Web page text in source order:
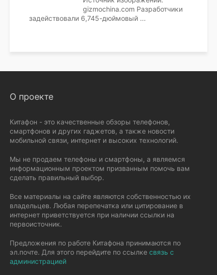
gizmochina.com Разработчики
задействовали 6,745-дюймовый ...
О проекте
Китафон - это качественные обзоры телефонов,
смартфонов и других гаджетов, а также новости
мобильной связи, интернет и высоких технологий.
Мы не продаем телефоны и смартфоны, а являемся
информационным проектом призванным помочь вам
сделать правильный выбор.
Все материалы на сайте являются собственностью их
владельцев. Любая перепечатка или цитирование в
интернет приветствуется при наличии ссылки на
первоисточник.
Предложения по работе Китафона принимаются по
эл.почте. Для этого перейдите по ссылке связь с
администрацией